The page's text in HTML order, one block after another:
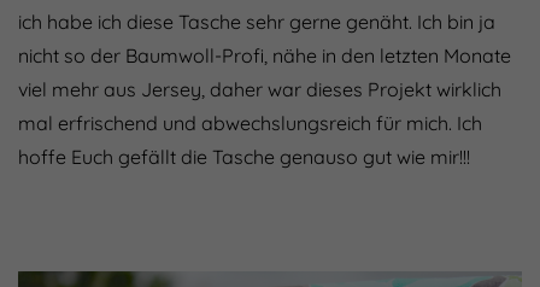
ich habe ich diese Tasche sehr gerne genäht. Ich bin ja
nicht so der Baumwoll-Profi, nähe in den letzten Monate
viel mehr aus Jersey, daher war dieses Projekt wirklich
mal erfrischend und abwechslungsreich für mich. Ich
hoffe Euch gefällt die Tasche genauso gut wie mir!!!